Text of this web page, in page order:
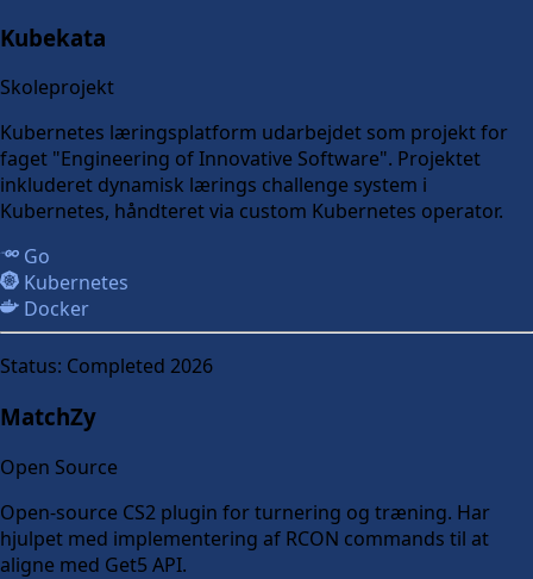
Kubekata
Skoleprojekt
Kubernetes læringsplatform udarbejdet som projekt for
faget "Engineering of Innovative Software". Projektet
inkluderet dynamisk lærings challenge system i
Kubernetes, håndteret via custom Kubernetes operator.
Go
Kubernetes
Docker
Status: Completed 2026
MatchZy
Open Source
Open-source CS2 plugin for turnering og træning. Har
hjulpet med implementering af RCON commands til at
aligne med Get5 API.